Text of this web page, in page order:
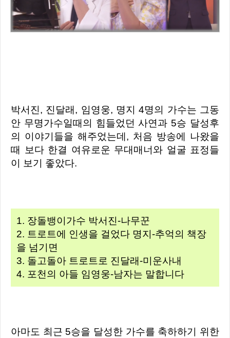
박서진, 진달래, 임영웅, 명지 4명의 가수는 그동
안 무명가수일때의 힘들었던 사연과 5승 달성후
의 이야기들을 해주었는데, 처음 방송에 나왔을
때 보다 한결 여유로운 무대매너와 얼굴 표정들
이 보기 좋았다.
1. 장돌뱅이가수 박서진-나무꾼
2. 트로트에 인생을 걸었다 명지-추억의 책장
을 넘기면
3. 돌고돌아 트로트로 진달래-미운사내
4. 포천의 아들 임영웅-남자는 말합니다
아마도 최근 5승을 달성한 가수를 축하하기 위한